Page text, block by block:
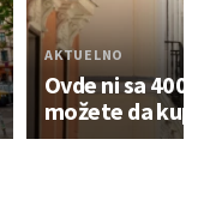
AKTUELNO
Ovde ni sa
možete da